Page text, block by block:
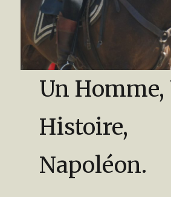
Un Homme,
Histoire,
Napoléon.